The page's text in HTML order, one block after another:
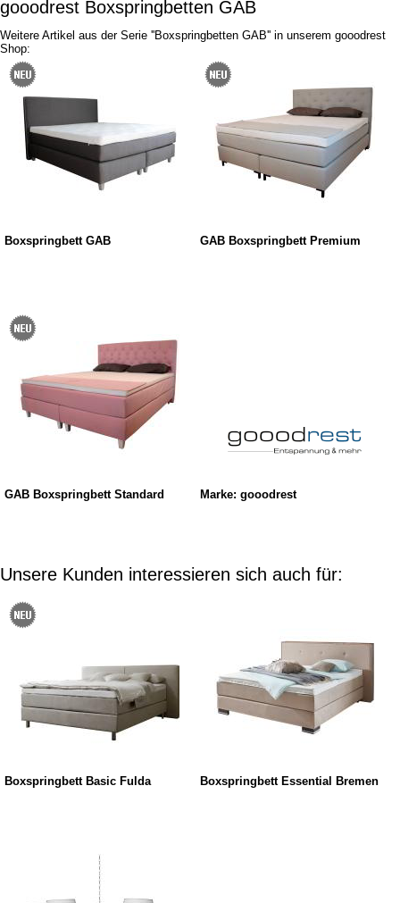
gooodrest Boxspringbetten GAB
Weitere Artikel aus der Serie ''Boxspringbetten GAB'' in unserem gooodrest
Shop:
Boxspringbett GAB GAB Boxspringbett Premium
GAB Boxspringbett Standard Marke: gooodrest
Unsere Kunden interessieren sich auch für:
Boxspringbett Basic Fulda Boxspringbett Essential Bremen